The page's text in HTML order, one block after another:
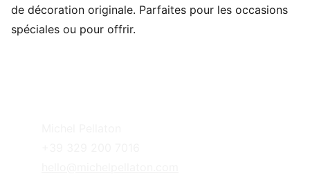
de décoration originale. Parfaites pour les occasions
spéciales ou pour offrir.